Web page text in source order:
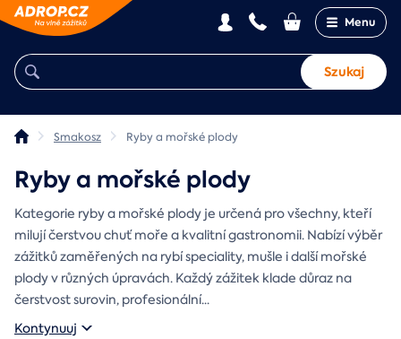
Menu
Szukaj
Smakosz Ryby a mořské plody
Ryby a mořské plody
Kategorie ryby a mořské plody je určená pro všechny, kteří
milují čerstvou chuť moře a kvalitní gastronomii. Nabízí výběr
zážitků zaměřených na rybí speciality, mušle i další mořské
plody v různých úpravách. Každý zážitek klade důraz na
čerstvost surovin, profesionální...
Kontynuuj